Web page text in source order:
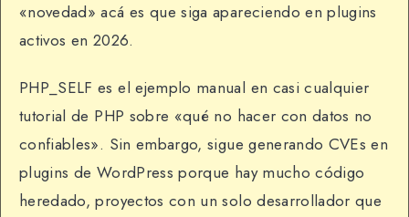
«novedad» acá es que siga apareciendo en plugins
activos en 2026.
PHP_SELF es el ejemplo manual en casi cualquier
tutorial de PHP sobre «qué no hacer con datos no
confiables». Sin embargo, sigue generando CVEs en
plugins de WordPress porque hay mucho código
heredado, proyectos con un solo desarrollador que